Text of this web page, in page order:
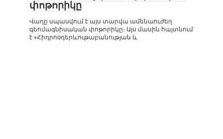
փոթորիկը
Վաղը սպասվում է այս տարվա ամենաուժեղ
գեոմագնիսական փոթորիկը։ Այս մասին հայտնում
է «Հիդրոօդերևութաբանության և